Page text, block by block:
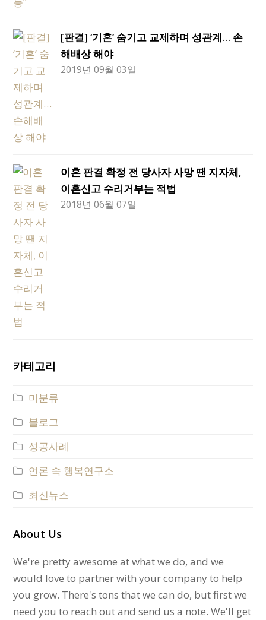
[판결] ‘기혼’ 숨기고 교제하며 성관계… 손
해배상 해야
2019년 09월 03일
이혼 판결 확정 전 당사자 사망 땐 지자체,
이혼신고 수리거부는 적법
2018년 06월 07일
카테고리
미분류
블로그
성공사례
언론 속 행복연구소
최신뉴스
About Us
We're pretty awesome at what we do, and we
would love to partner with your company to help
you grow. There's tons that we can do, but first we
need you to reach out and send us a note. We'll get